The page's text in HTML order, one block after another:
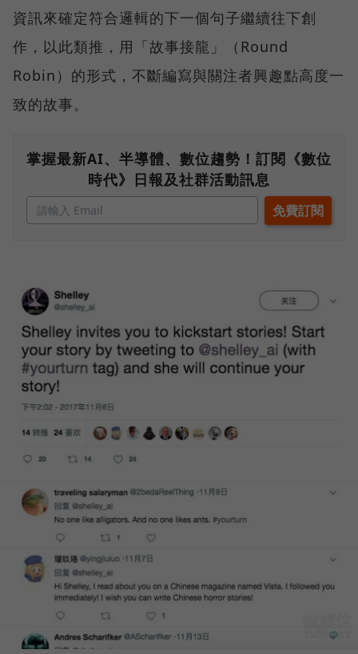
資訊來確定符合邏輯的下一個句子繼續往下創
作，以此類推，用「故事接龍」（Round
Robin）的形式，不斷編寫與關注者興趣點高度一
致的故事。
掌握最新AI、半導體、數位趨勢！訂閱《數位
時代》日報及社群活動訊息